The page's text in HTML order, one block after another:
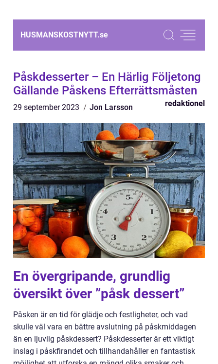
HUSMANSKOSTNYTT.se
Påskdesserter – En Härlig Följetong
Gällande Påskens Efterrättsmåsten
29 september 2023 Jon Larsson redaktionel
En övergripande, grundlig
översikt över ”påsk dessert”
Påsken är en tid för glädje och festligheter, och vad
skulle väl vara en bättre avslutning på påskmiddagen
än en ljuvlig påskdessert? Påskdesserter är ett viktigt
inslag i påskfirandet och tillhandahåller en fantastisk